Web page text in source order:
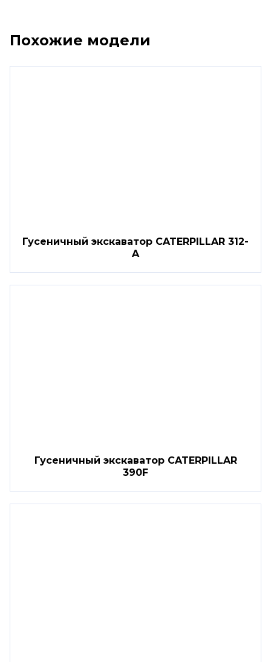
Похожие модели
Гусеничный экскаватор CATERPILLAR 312-
A
Гусеничный экскаватор CATERPILLAR
390F